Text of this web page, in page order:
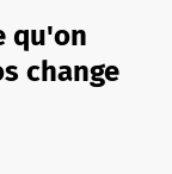
qu'on
change